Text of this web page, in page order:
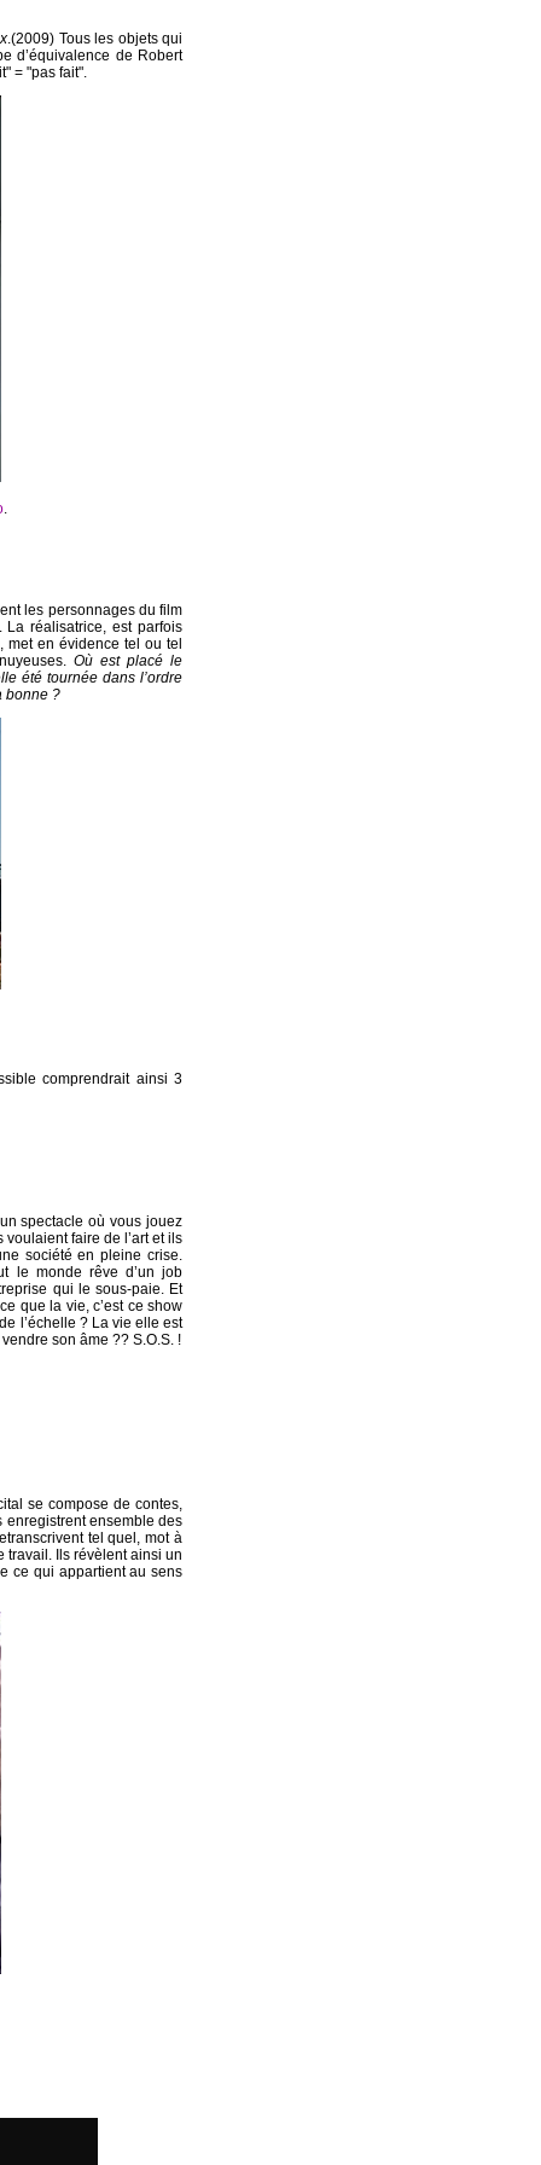
.(2009) Tous les objets qui
d’équivalence de Robert
= "pas fait".
.
les personnages du film
réalisatrice, est parfois
en évidence tel ou tel
Où est placé le
été tournée dans l’ordre
bonne ?
comprendrait ainsi 3
spectacle où vous jouez
voulaient faire de l’art et ils
société en pleine crise.
le monde rêve d’un job
qui le sous-paie. Et
que la vie, c’est ce show
l’échelle ? La vie elle est
son âme ?? S.O.S. !
se compose de contes,
enregistrent ensemble des
tel quel, mot à
travail. Ils révèlent ainsi un
ce qui appartient au sens